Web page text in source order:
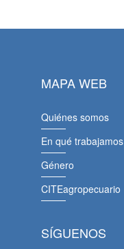
MAPA WEB
Quiénes somos
En qué trabajamos
Género
CITEagropecuario
SÍGUENOS